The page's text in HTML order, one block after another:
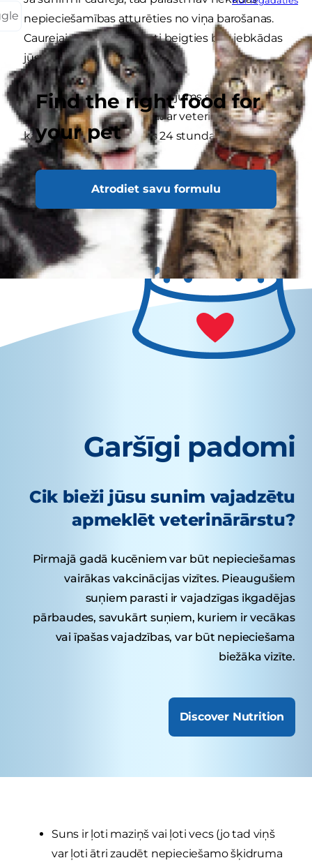
Find the right food for
your pet
Atrodiet savu formulu
nepieciešamības atturēties no viņa barošanas.
Caurejai vajadzētu parasti beigties bez jebkādas
jūsu iesaistes 2-3 dienu laikā.
Tomēr ir daži apstākļi, kuros jums suņa slimības
gadījumā vajadzētu runāt ar veterinārārstu,
kamēr vēl nav pagājušas 24 stundas.
Piezvaniet veterinārārstam, ja...
Garšīgi padomi
Cik bieži jūsu sunim vajadzētu
apmeklēt veterinārārstu?
Pirmajā gadā kucēniem var būt nepieciešamas
vairākas vakcinācijas vizītes. Pieaugušiem
suņiem parasti ir vajadzīgas ikgadējas
pārbaudes, savukārt suņiem, kuriem ir vecākas
vai īpašas vajadzības, var būt nepieciešama
biežāka vizīte.
Discover Nutrition
Suns ir ļoti maziņš vai ļoti vecs (jo tad viņš
var ļoti ātri zaudēt nepieciešamo šķidruma